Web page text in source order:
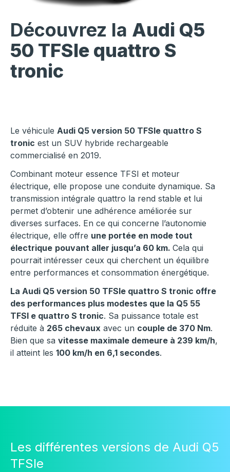
Découvrez la Audi Q5
50 TFSIe quattro S
tronic
Le véhicule Audi Q5 version 50 TFSIe quattro S
tronic est un SUV hybride rechargeable
commercialisé en 2019.
Combinant moteur essence TFSI et moteur
électrique, elle propose une conduite dynamique. Sa
transmission intégrale quattro la rend stable et lui
permet d’obtenir une adhérence améliorée sur
diverses surfaces. En ce qui concerne l’autonomie
électrique, elle offre une portée en mode tout
électrique pouvant aller jusqu’a 60 km. Cela qui
pourrait intéresser ceux qui cherchent un équilibre
entre performances et consommation énergétique.
La Audi Q5 version 50 TFSIe quattro S tronic offre
des performances plus modestes que la Q5 55
TFSI e quattro S tronic. Sa puissance totale est
réduite à 265 chevaux avec un couple de 370 Nm.
Bien que sa vitesse maximale demeure à 239 km/h,
il atteint les 100 km/h en 6,1 secondes.
Les différentes versions de Audi Q5
TFSIe